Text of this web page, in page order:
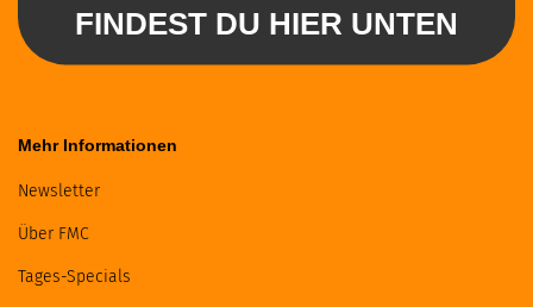
FINDEST DU HIER UNTEN
Mehr Informationen
Newsletter
Über FMC
Tages-Specials